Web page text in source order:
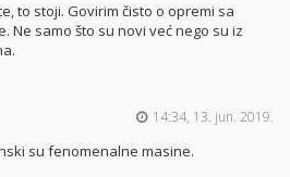
to stoji. Govirim čisto o opremi sa
Ne samo što su novi već nego su iz
14:34, 13. jun. 2019.
su fenomenalne masine.